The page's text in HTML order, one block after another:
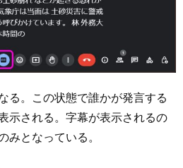
る。この状態で誰かが発言する
示される。字幕が表示されるの
みとなっている。